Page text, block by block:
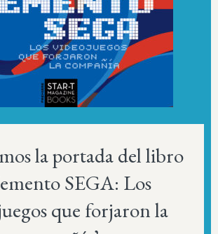
la portada del libro
SEGA: Los
que forjaron la